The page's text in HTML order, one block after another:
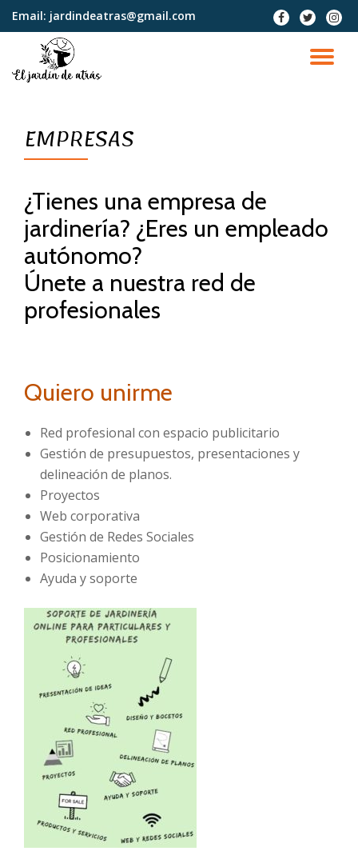
contenido
Email: jardindeatras@gmail.com
fa-
facebook
fa-
twitter
fa-
EMPRESAS
¿Tienes una empresa de
jardinería? ¿Eres un empleado
autónomo?
Únete a nuestra red de
profesionales
Quiero unirme
Red profesional con espacio publicitario
Gestión de presupuestos, presentaciones y
delineación de planos.
Proyectos
Web corporativa
Gestión de Redes Sociales
Posicionamiento
Ayuda y soporte